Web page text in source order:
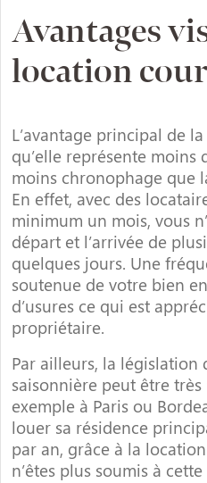
Avantages
location
L’avantage principal de
qu’elle représente moins
moins chronophage que
En effet, avec des
minimum un mois, vous
départ et l’arrivée de
quelques jours. Une
soutenue de votre bien
d’usures ce qui est
propriétaire.
Par ailleurs, la législation
saisonnière peut être
exemple à Paris ou
louer sa résidence
par an, grâce à la
n’êtes plus soumis à